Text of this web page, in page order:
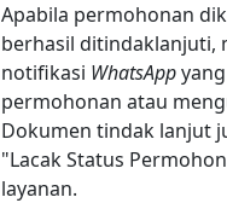
Apabila permohonan
berhasil ditindaklanjuti,
notifikasi WhatsApp
permohonan atau
Dokumen tindak lanjut
"Lacak Status
layanan.